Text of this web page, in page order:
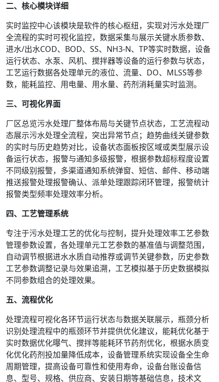
二、核心模块详细
实时监控中心该模块是软件的核心枢纽，实现对污水处理厂
全流程的实时可视化监控，数据采集与展示关键水质参数、
进水/出水COD、BOD、SS、NH3-N、TP等实时数据，设备
运行状态、水泵、风机、搅拌器等设备的运行参数与状态，
工艺运行数据各处理单元的液位、流量、DO、MLSS等参
数，能耗监控、用电量、用水量、药剂消耗量实时监测。
三、可视化界面
厂区总览污水处理厂整体布局与关键节点状态，工艺流程动
态展示污水处理全流程，突出异常节点；趋势曲线关键参数
的实时与历史趋势对比，设备状态面板按区域或类型展示设
备运行状态，报警与通知多级报警，根据参数超标程度设置
不同级别报警，多渠道通知系统弹窗、短信、邮件、移动端
推送报警处理报警确认、派单处理跟踪闭环管理，报警统计
报警类型频率处理效率分析。
四、工艺管理系统
专注于污水处理工艺的优化与控制，提升处理效率工艺参数
管理参数设置，各处理单元工艺参数的基准值与调整范围，
自动调节根据进水水质自动推荐或调节关键参数，历史参数
工艺参数调整记录与效果追溯，工艺模拟基于历史数据模拟
不同参数组合的处理效果。
五、流程优化
处理流程可视化各环节运行状态与数据关联展示，瓶颈分析
识别处理流程中的瓶颈环节并提供优化建议，能耗优化基于
实时数据优化曝气、搅拌等能耗环节药剂优化，根据水质变
化优化药剂投加量降低成本，设备管理系统实现设备全生命
周期管理，提高设备可靠性和使用寿命，设备台账设备信
息、型号、规格、供应商、安装日期等基础信息，技术文